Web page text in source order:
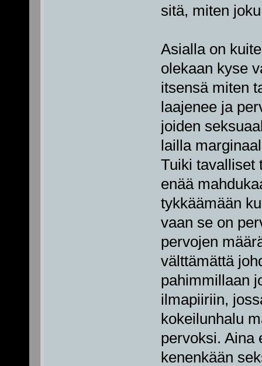
sitä, miten
Asialla on
olekaan kyse
itsensä miten
laajenee ja
joiden
lailla
Tuiki tavalliset
enää
tykkäämään
vaan se on
pervojen
välttämättä
pahimmillaan
ilmapiiriin,
kokeilunhalu
pervoksi. Aina
kenenkään